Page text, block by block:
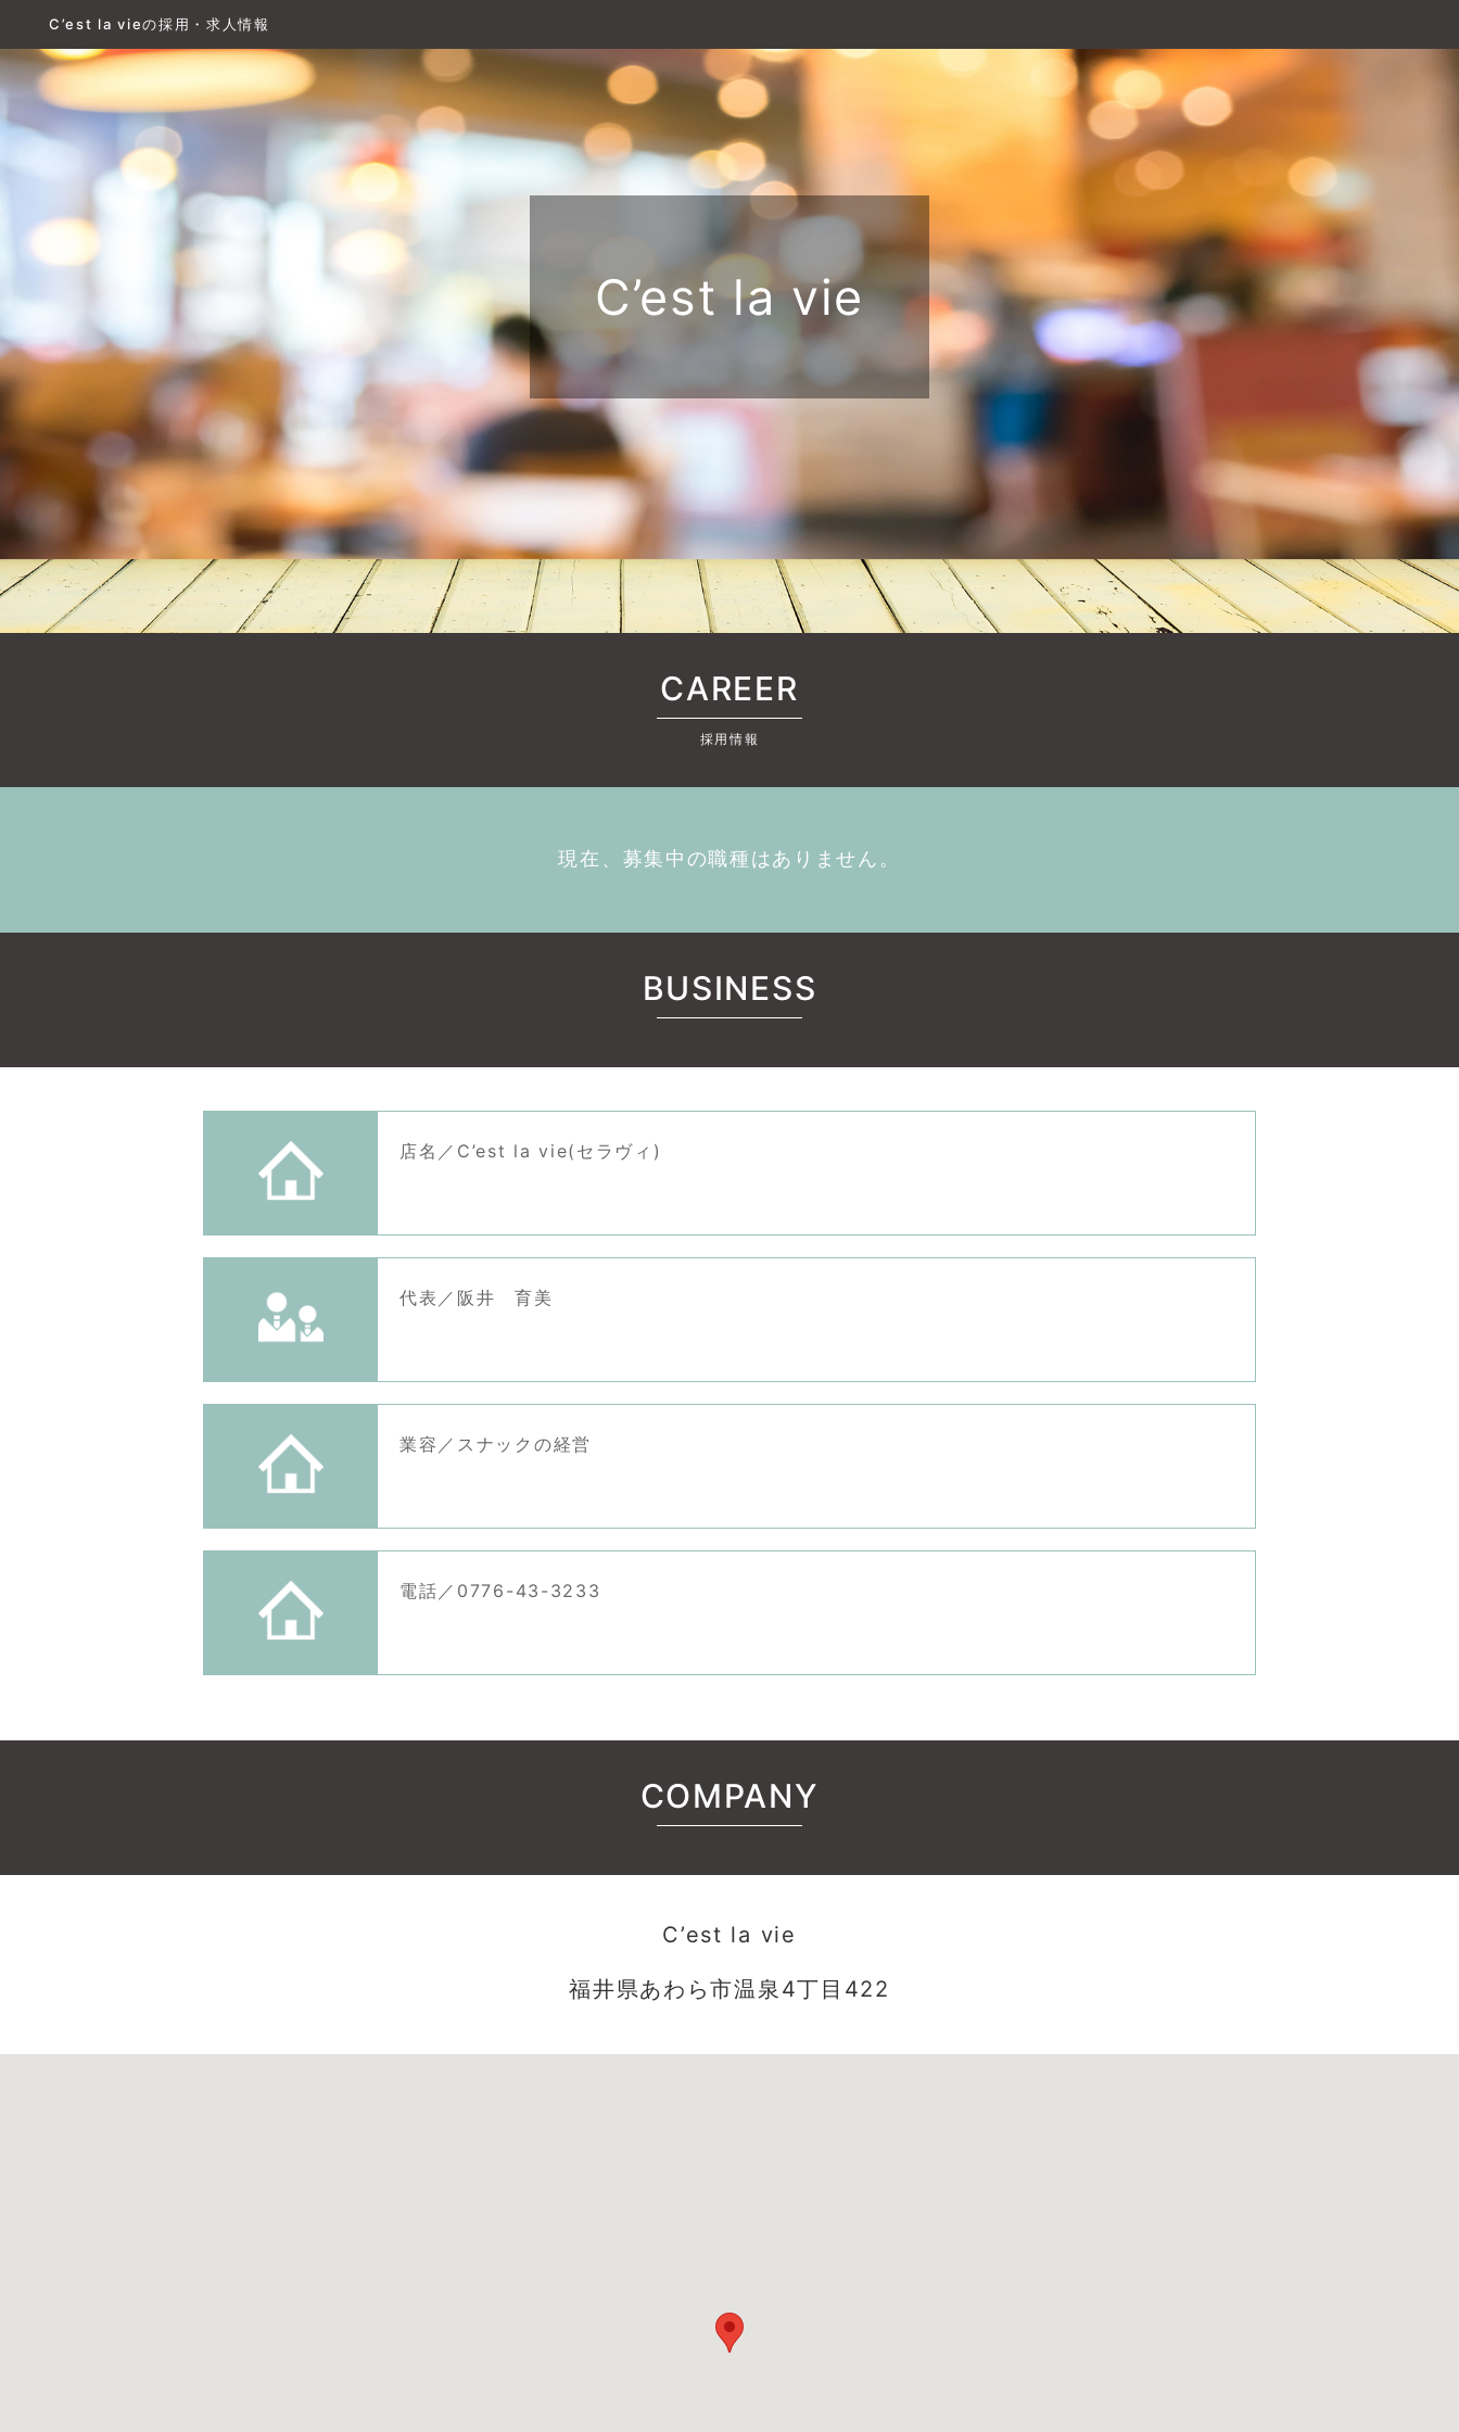
C’est la vieの採用・求人情報
C’est la vie
CAREER
採用情報
現在、募集中の職種はありません。
BUSINESS
店名／C’est la vie(セラヴィ)
代表／阪井 育美
業容／スナックの経営
電話／0776-43-3233
COMPANY
C’est la vie
福井県あわら市温泉4丁目422